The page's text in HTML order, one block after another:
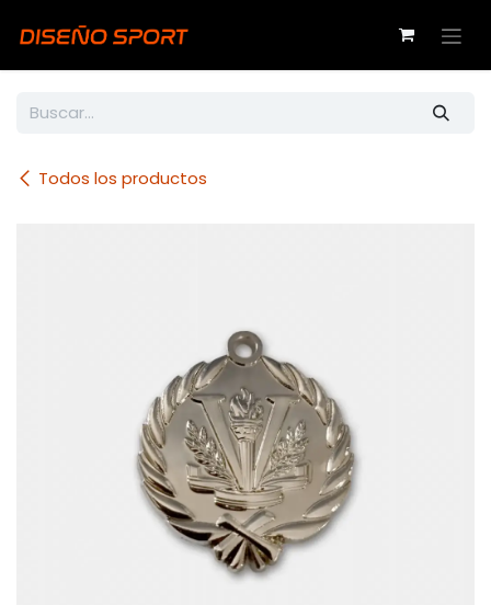
Todos los productos